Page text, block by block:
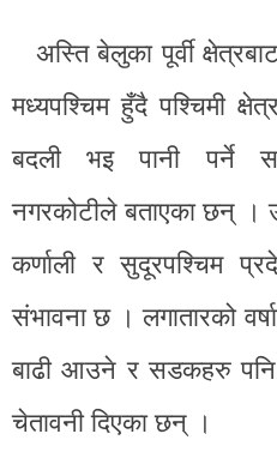
अस्ति बेलुका पूर्वी
मध्यपश्चिम हुँदै पश्चिमी
बदली भइ पानी पर्ने
नगरकोटीले बताएका छन्
कर्णाली र सुदूरपश्चिम
संभावना छ । लगातारको
बाढी आउने र सडकहरु
चेतावनी दिएका छन् ।